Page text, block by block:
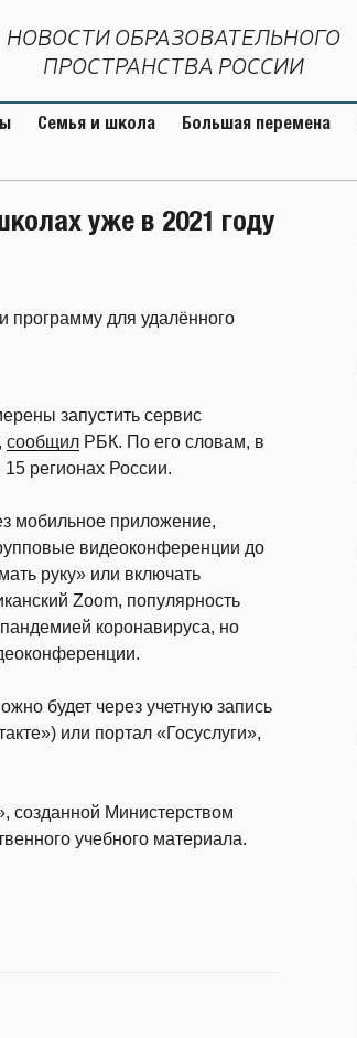
НОВОСТИ ОБРАЗОВАТЕЛЬНОГО
ПРОСТРАНСТВА РОССИИ
Семья и школа Большая перемена
уже в 2021 году
программу для удалённого
запустить сервис
сообщил РБК. По его словам, в
регионах России.
мобильное приложение,
видеоконференции до
руку» или включать
Zoom, популярность
коронавируса, но
будет через учетную запись
или портал «Госуслуги»,
созданной Министерством
учебного материала.